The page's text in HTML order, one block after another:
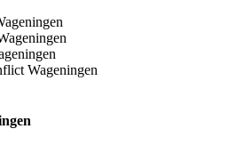
Wageningen